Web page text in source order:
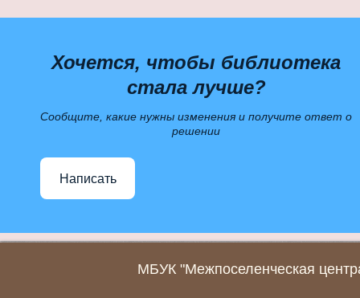
Хочется, чтобы библиотека
стала лучше?
Сообщите, какие нужны изменения и получите ответ о
решении
Написать
МБУК "Межпоселенческая